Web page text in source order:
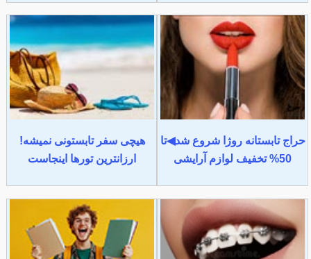
حراج تابستانه روژا شروع شد◀تا
50% تخفیف لوازم آرایشی
هیچی سفر تابستونی نمیشه!
ارزانترین تورها اینجاست